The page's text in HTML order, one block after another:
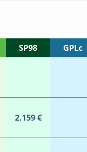
SP98 GPLc
2.159 €